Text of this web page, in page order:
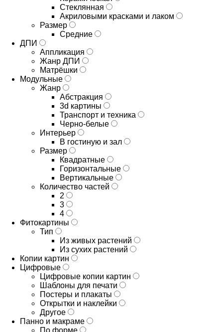
Стеклянная
Акриловыми красками и лаком
Размер
Средние
ДПИ
Аппликация
Жанр ДПИ
Матрёшки
Модульные
Жанр
Абстракция
3d картины
Транспорт и техника
Черно-белые
Интерьер
В гостиную и зал
Размер
Квадратные
Горизонтальные
Вертикальные
Количество частей
2
3
4
Фитокартины
Тип
Из живых растений
Из сухих растений
Копии картин
Цифровые
Цифровые копии картин
Шаблоны для печати
Постеры и плакаты
Открытки и наклейки
Другое
Панно и макраме
По форме